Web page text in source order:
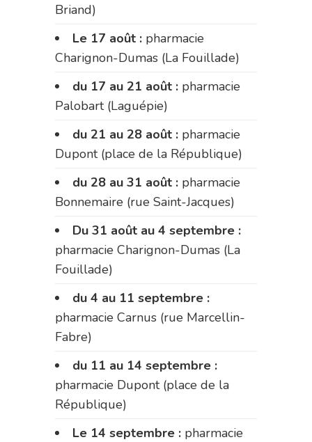
Briand)
Le 17 août : pharmacie
Charignon-Dumas (La Fouillade)
du 17 au 21 août : pharmacie
Palobart (Laguépie)
du 21 au 28 août : pharmacie
Dupont (place de la République)
du 28 au 31 août : pharmacie
Bonnemaire (rue Saint-Jacques)
Du 31 août au 4 septembre :
pharmacie Charignon-Dumas (La
Fouillade)
du 4 au 11 septembre :
pharmacie Carnus (rue Marcellin-
Fabre)
du 11 au 14 septembre :
pharmacie Dupont (place de la
République)
Le 14 septembre : pharmacie